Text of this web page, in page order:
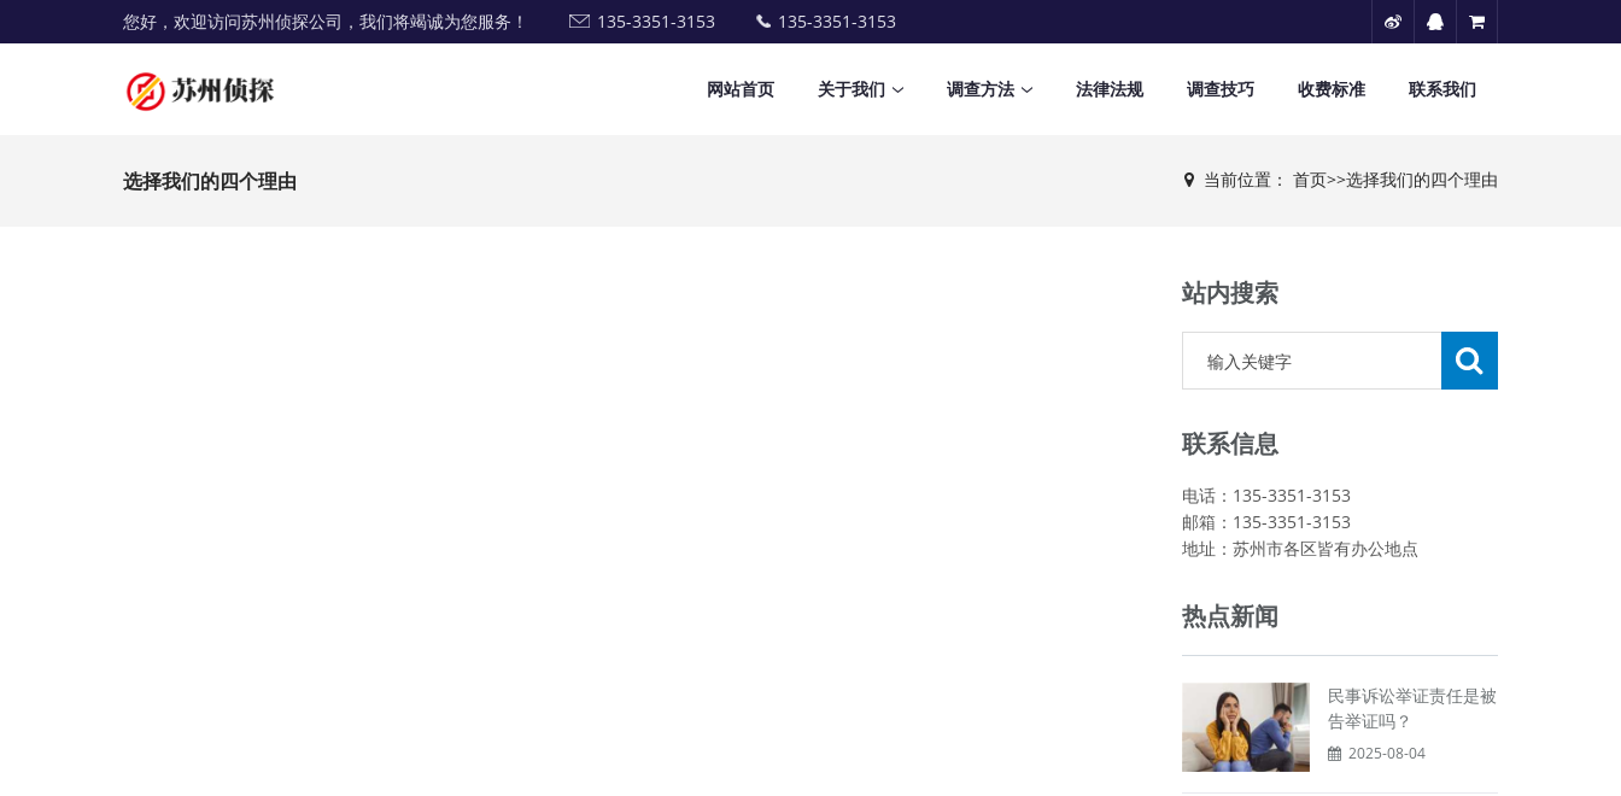
您好，欢迎访问苏州侦探公司，我们将竭诚为您服务！ 135-3351-3153 135-3351-3153
网站首页 关于我们 调查方法 法律法规 调查技巧 收费标准 联系我们
选择我们的四个理由 当前位置： 首页>>选择我们的四个理由
站内搜索
联系信息
电话：135-3351-3153
邮箱：135-3351-3153
地址：苏州市各区皆有办公地点
热点新闻
民事诉讼举证责任是被
告举证吗？
2025-08-04